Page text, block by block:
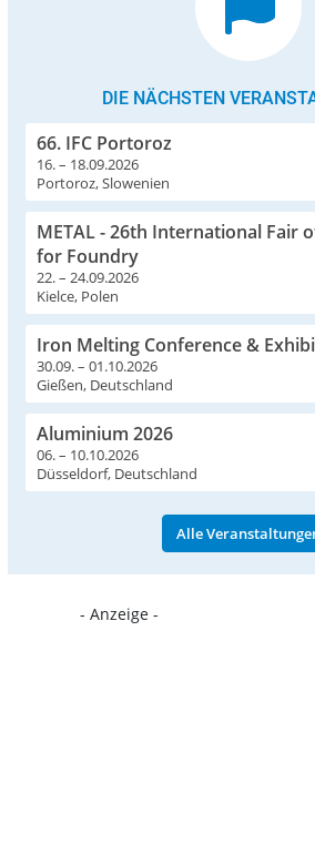
DIE NÄCHSTEN
66. IFC Portoroz
16. – 18.09.2026
Portoroz, Slowenien
METAL - 26th International Fair
for Foundry
22. – 24.09.2026
Kielce, Polen
Iron Melting Conference &
30.09. – 01.10.2026
Gießen, Deutschland
Aluminium 2026
06. – 10.10.2026
Düsseldorf, Deutschland
Alle
- Anzeige -